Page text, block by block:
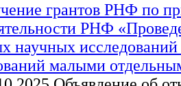
грантов РНФ по
РНФ
научных
малыми